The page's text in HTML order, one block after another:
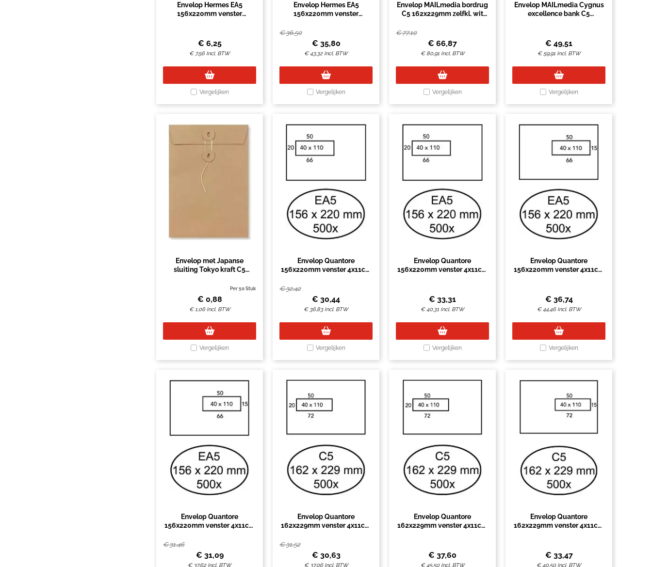
Envelop Hermes EA5
156x220mm venster
€ 6,25
€ 7,56 Incl. BTW
Vergelijken
Envelop Hermes EA5
156x220mm venster
€36,50
€ 35,80
€43,32 Incl. BTW
Vergelijken
Envelop MAILmedia bordrug
C5 162x229mm zelfkl. wit
€77,10
€ 66,87
€ 80,91 Incl. BTW
Vergelijken
Envelop MAILmedia Cygnus
excellence bank C5
€ 49,51
€ 59,91 Incl. BTW
Vergelijken
Envelop met Japanse
sluiting Tokyo kraft C5
Per 50 Stuk
€ 0,88
€1,06 Incl. BTW
Vergelijken
Envelop Quantore
156x220mm venster 4x11cm
€32,42
€ 30,44
€ 36,83 Incl. BTW
Vergelijken
Envelop Quantore
156x220mm venster 4x11cm
€ 33,31
€40,31 Incl. BTW
Vergelijken
Envelop Quantore
156x220mm venster 4x11cm
€ 36,74
€44,46 Incl. BTW
Vergelijken
Envelop Quantore
156x220mm venster 4x11cm
€31,46
€ 31,09
€ 37,62 Incl. BTW
Envelop Quantore
162x229mm venster 4x11cm
€31,52
€ 30,63
€ 37,06 Incl. BTW
Envelop Quantore
162x229mm venster 4x11cm
€ 37,60
€45,50 Incl. BTW
Envelop Quantore
162x229mm venster 4x11cm
€ 33,47
€40,50 Incl. BTW